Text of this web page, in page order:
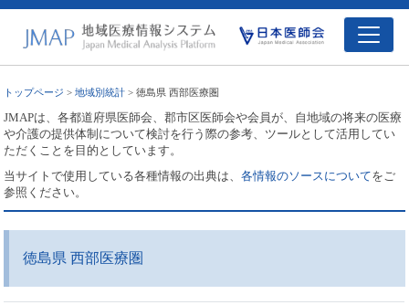
トップページ >地域別統計 > 徳島県 西部医療圏
JMAPは、各都道府県医師会、郡市区医師会や会員が、自地域の将来の医療
や介護の提供体制について検討を行う際の参考、ツールとして活用してい
ただくことを目的としています。
当サイトで使用している各種情報の出典は、各情報のソースについてをご
参照ください。
徳島県 西部医療圏